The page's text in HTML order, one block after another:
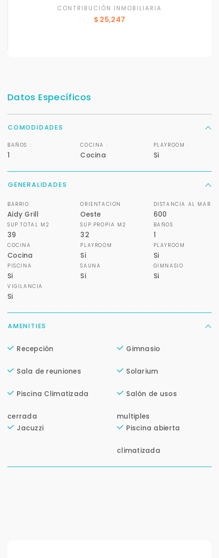
CONTRIBUCIÓN INMOBILIARIA
$ 25,247
Datos Específicos
COMODIDADES
BAÑOS :
1
COCINA :
Cocina
PLAYROOM :
Si
GENERALIDADES
BARRIO
Aidy Grill
ORIENTACION
Oeste
DISTANCIA AL MAR
600
SUP.TOTAL M2
39
SUP.PROPIA M2
32
BAÑOS
1
COCINA
Cocina
PLAYROOM
Si
PLAYROOM
Si
PISCINA
Si
SAUNA
Si
GIMNASIO
Si
VIGILANCIA
Si
AMENITIES
Recepción Gimnasio
Sala de reuniones Solarium
Piscina Climatizada
cerrada
Salón de usos
multiples
Jacuzzi
Piscina abierta
climatizada